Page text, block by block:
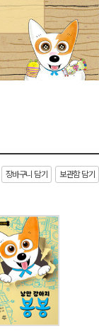
장바구니 담기 보관함 담기